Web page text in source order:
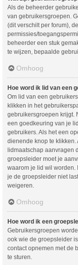
Als de beheerder
van gebruikersgroepen.
(dit verschilt per forum),
permissies/
beheerder een stuk
te wijzen, bepaalde
Omhoog
Hoe word ik lid van een
Om lid van een
klikken in het
gebruikersgroepen krijgt.
een goedkeuring van je
gebruikers. Als het een
dienende knop te klikken.
lidmaatschap aanvragen
groepsleider moet je
waarom je lid wil worden.
je de groepsleider niet
weigeren.
Omhoog
Hoe word ik een
Gebruikersgroepen
ook wie de groepsleider
contact opnemen met de
te sturen.